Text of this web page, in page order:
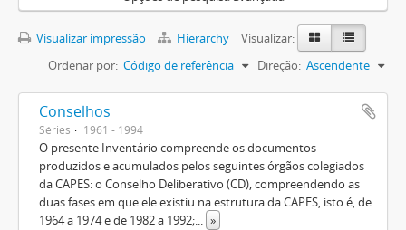
Visualizar impressão Hierarchy
Visualizar:
Ordenar por: Código de referência Direção: Ascendente
Conselhos
Séries 1961 - 1994
O presente Inventário compreende os documentos
produzidos e acumulados pelos seguintes órgãos colegiados
da CAPES: o Conselho Deliberativo (CD), compreendendo as
duas fases em que ele existiu na estrutura da CAPES, isto é, de
1964 a 1974 e de 1982 a 1992;... »